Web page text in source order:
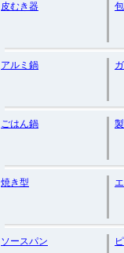
皮むき器
アルミ鍋
ごはん鍋
焼き型
ソースパン